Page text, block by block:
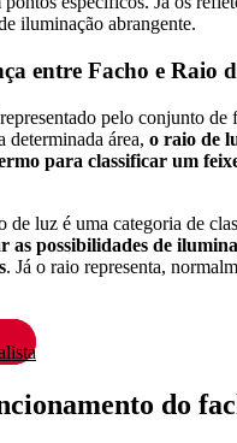
iluminação abrangente.
entre Facho e Raio
pelo conjunto de
determinada área, o raio de
para classificar um
de luz é uma categoria de
as possibilidades de
. Já o raio representa,
do